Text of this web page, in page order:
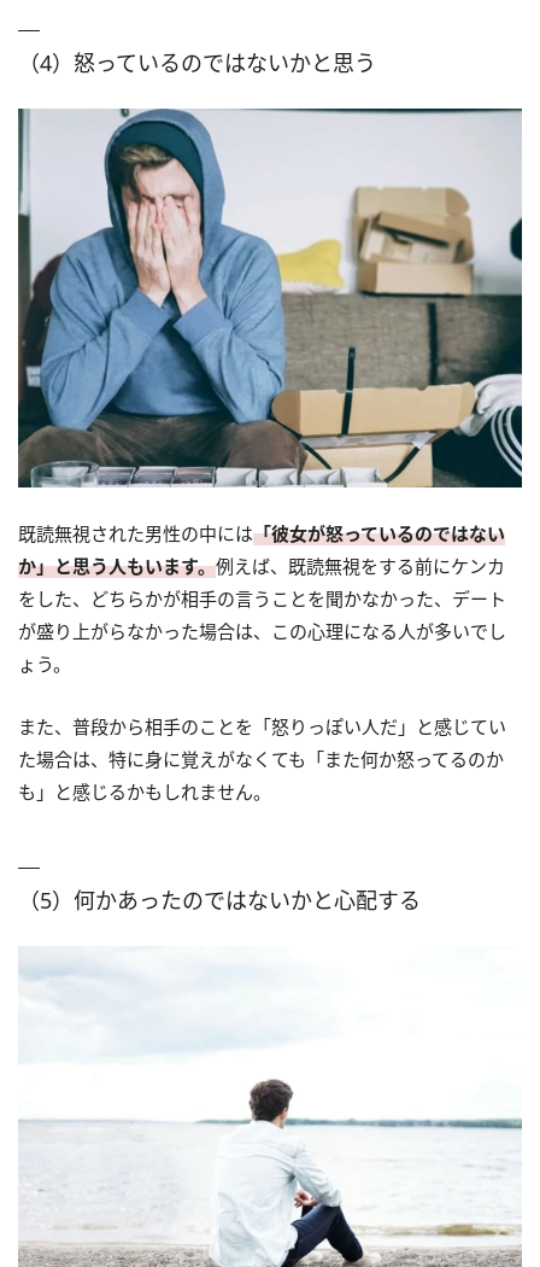
（4）怒っているのではないかと思う
既読無視された男性の中には「彼女が怒っているのではない
か」と思う人もいます。例えば、既読無視をする前にケンカ
をした、どちらかが相手の言うことを聞かなかった、デート
が盛り上がらなかった場合は、この心理になる人が多いでし
ょう。
また、普段から相手のことを「怒りっぽい人だ」と感じてい
た場合は、特に身に覚えがなくても「また何か怒ってるのか
も」と感じるかもしれません。
（5）何かあったのではないかと心配する